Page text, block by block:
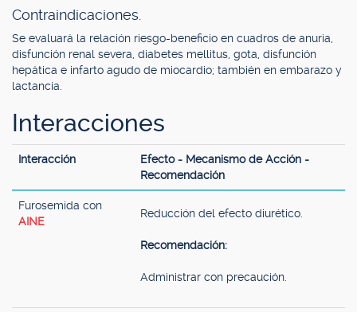
Contraindicaciones.
Se evaluará la relación riesgo-beneficio en cuadros de anuria,
disfunción renal severa, diabetes mellitus, gota, disfunción
hepática e infarto agudo de miocardio; también en embarazo y
lactancia.
Interacciones
Interacción
Efecto - Mecanismo de Acción -
Recomendación
Furosemida con
AINE
Reducción del efecto diurético.
Recomendación:
Administrar con precaución.